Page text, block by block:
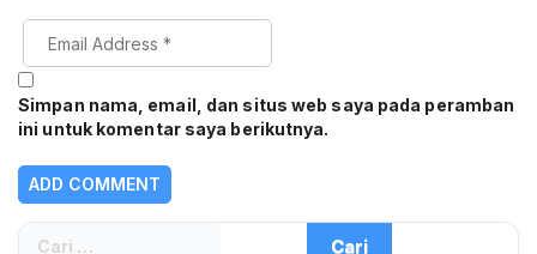
Simpan nama, email, dan situs web saya pada peramban
ini untuk komentar saya berikutnya.
Cari